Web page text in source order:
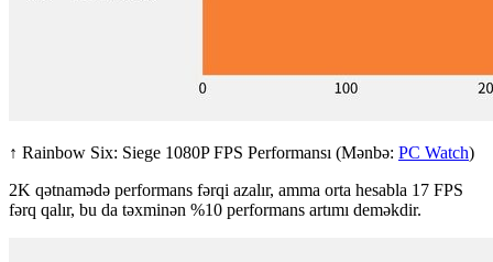
↑ Rainbow Six: Siege 1080P FPS Performansı (Mənbə: PC Watch)
2K qətnamədə performans fərqi azalır, amma orta hesabla 17 FPS
fərq qalır, bu da təxminən %10 performans artımı deməkdir.